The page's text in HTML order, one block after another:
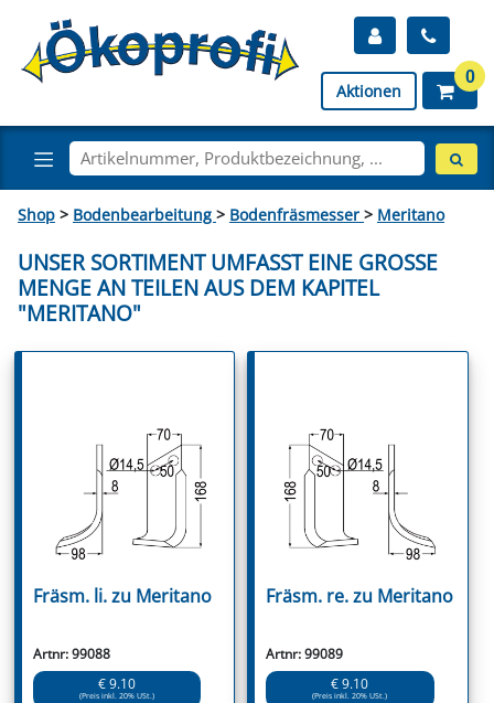
Aktionen
0
Shop > Bodenbearbeitung > Bodenfräsmesser > Meritano
UNSER SORTIMENT UMFASST EINE GROSSE M
ENGE AN TEILEN AUS DEM KAPITEL "
MERITANO"
Fräsm. li. zu Meritano
Artnr: 99088
€ 9.10
(Preis inkl. 20% USt.)
Fräsm. re. zu Meritano
Artnr: 99089
€ 9.10
(Preis inkl. 20% USt.)